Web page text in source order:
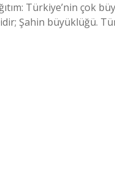
Türkiye’nin çok
Şahin büyüklüğü.